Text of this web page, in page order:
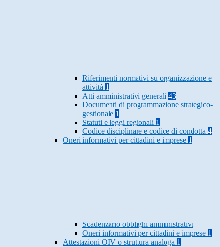
Riferimenti normativi su organizzazione e
attività 1
Atti amministrativi generali 43
Documenti di programmazione strategico-
gestionale 1
Statuti e leggi regionali 1
Codice disciplinare e codice di condotta 4
Oneri informativi per cittadini e imprese 1
Scadenzario obblighi amministrativi
Oneri informativi per cittadini e imprese 1
Attestazioni OIV o struttura analoga 1